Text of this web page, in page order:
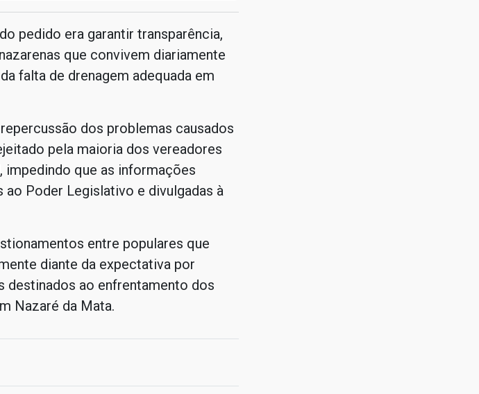
pedido era garantir transparência,
que convivem diariamente
falta de drenagem adequada em
dos problemas causados
pela maioria dos vereadores
impedindo que as informações
Poder Legislativo e divulgadas à
entre populares que
diante da expectativa por
ao enfrentamento dos
Nazaré da Mata.